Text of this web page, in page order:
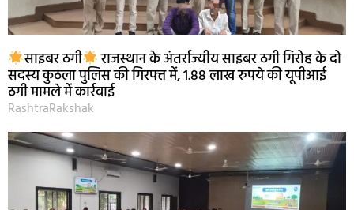
साइबर ठगी राजस्थान के अंतर्राज्यीय साइबर ठगी गिरोह के दो
सदस्य कुठला पुलिस की गिरफ्त में, 1.88 लाख रुपये की यूपीआई
ठगी मामले में कार्रवाई
RashtraRakshak